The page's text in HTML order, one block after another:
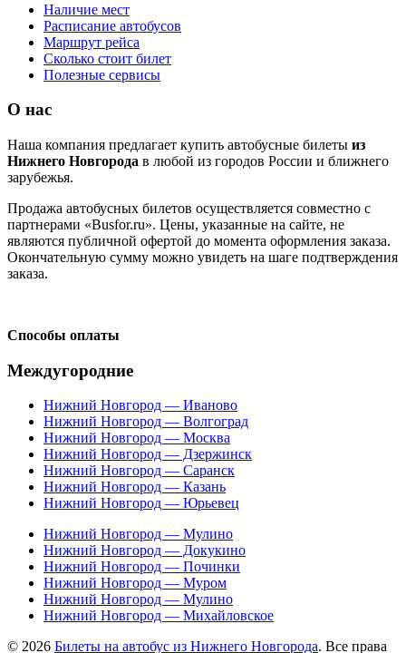
Наличие мест
Расписание автобусов
Маршрут рейса
Сколько стоит билет
Полезные сервисы
О нас
Наша компания предлагает купить автобусные билеты из
Нижнего Новгорода в любой из городов России и ближнего
зарубежья.
Продажа автобусных билетов осуществляется совместно с
партнерами «Busfor.ru». Цены, указанные на сайте, не
являются публичной офертой до момента оформления заказа.
Окончательную сумму можно увидеть на шаге подтверждения
заказа.
Способы оплаты
Междугородние
Нижний Новгород — Иваново
Нижний Новгород — Волгоград
Нижний Новгород — Москва
Нижний Новгород — Дзержинск
Нижний Новгород — Саранск
Нижний Новгород — Казань
Нижний Новгород — Юрьевец
Нижний Новгород — Мулино
Нижний Новгород — Докукино
Нижний Новгород — Починки
Нижний Новгород — Муром
Нижний Новгород — Мулино
Нижний Новгород — Михайловское
© 2026 Билеты на автобус из Нижнего Новгорода. Все права